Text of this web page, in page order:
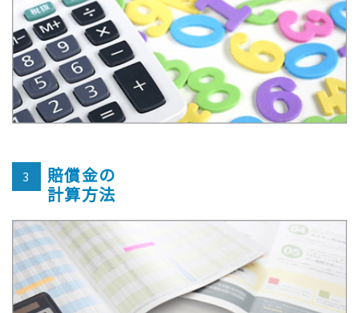
3
賠償金の
計算方法